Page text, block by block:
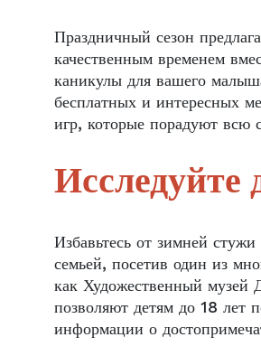
Праздничный сезон
качественным временем
каникулы для вашего
бесплатных и интересных
игр, которые порадуют всю
Исследуйте
Избавьтесь от зимней
семьей, посетив один из
как Художественный музей
позволяют детям до 18 лет
информации о